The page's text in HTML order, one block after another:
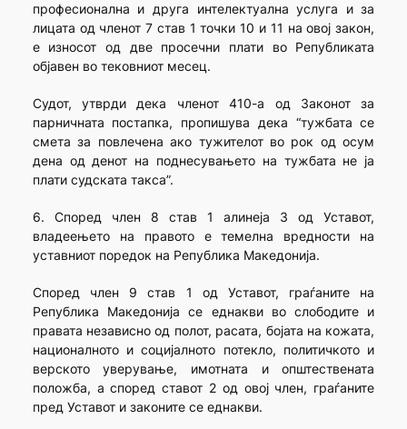
професионална и друга интелектуална услуга и за
лицата од членот 7 став 1 точки 10 и 11 на овој закон,
е износот од две просечни плати во Републиката
објавен во тековниот месец.
Судот, утврди дека членот 410-а од Законот за
парничната постапка, пропишува дека “тужбата се
смета за повлечена ако тужителот во рок од осум
дена од денот на поднесувањето на тужбата не ја
плати судската такса”.
6. Според член 8 став 1 алинеја 3 од Уставот,
владеењето на правото е темелна вредности на
уставниот поредок на Република Македонија.
Според член 9 став 1 од Уставот, граѓаните на
Република Македонија се еднакви во слободите и
правата независно од полот, расата, бојата на кожата,
националното и социјалното потекло, политичкото и
верското уверување, имотната и општествената
положба, а според ставот 2 од овој член, граѓаните
пред Уставот и законите се еднакви.